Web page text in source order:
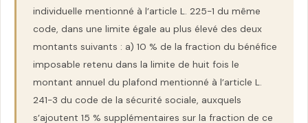
individuelle mentionné à l’article L. 225-1 du même
code, dans une limite égale au plus élevé des deux
montants suivants : a) 10 % de la fraction du bénéfice
imposable retenu dans la limite de huit fois le
montant annuel du plafond mentionné à l’article L.
241-3 du code de la sécurité sociale, auxquels
s’ajoutent 15 % supplémentaires sur la fraction de ce